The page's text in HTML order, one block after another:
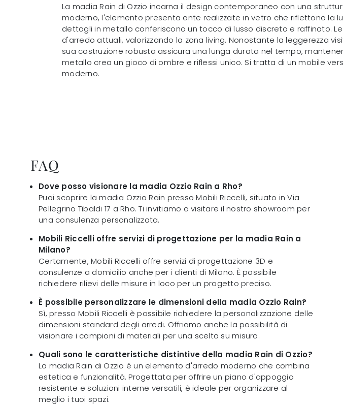
La madia Rain di Ozzio incarna il design contemporaneo con una
moderno, l'elemento presenta ante realizzate in vetro che riflettono la
dettagli in metallo conferiscono un tocco di lusso discreto e raffinato.
d'arredo attuali, valorizzando la zona living. Nonostante la leggerezza
sua costruzione robusta assicura una lunga durata nel tempo,
metallo crea un gioco di ombre e riflessi unico. Si tratta di un mobile
moderno.
FAQ
Dove posso visionare la madia Ozzio Rain a Rho?
Puoi scoprire la madia Ozzio Rain presso Mobili Riccelli, situato in Via
Pellegrino Tibaldi 17 a Rho. Ti invitiamo a visitare il nostro showroom per
una consulenza personalizzata.
Mobili Riccelli offre servizi di progettazione per la madia Rain a
Milano?
Certamente, Mobili Riccelli offre servizi di progettazione 3D e
consulenze a domicilio anche per i clienti di Milano. È possibile
richiedere rilievi delle misure in loco per un progetto preciso.
È possibile personalizzare le dimensioni della madia Ozzio Rain?
Sì, presso Mobili Riccelli è possibile richiedere la personalizzazione delle
dimensioni standard degli arredi. Offriamo anche la possibilità di
visionare i campioni di materiali per una scelta su misura.
Quali sono le caratteristiche distintive della madia Rain di Ozzio?
La madia Rain di Ozzio è un elemento d'arredo moderno che combina
estetica e funzionalità. Progettata per offrire un piano d'appoggio
resistente e soluzioni interne versatili, è ideale per organizzare al
meglio i tuoi spazi.